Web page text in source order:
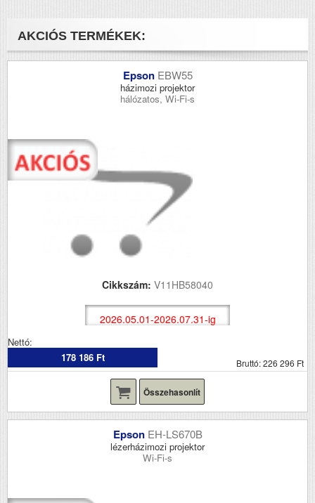
AKCIÓS TERMÉKEK:
Epson EBW55
házimozi projektor
hálózatos, Wi-Fi-s
Cikkszám: V11HB58040
2026.05.01-2026.07.31-ig
Nettó:
178 186 Ft
Bruttó: 226 296 Ft
Összehasonlít
Epson EH-LS670B
lézerházimozi projektor
Wi-Fi-s